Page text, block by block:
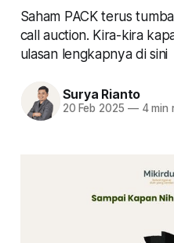
Saham PACK terus
call auction. Kira-kira
ulasan lengkapnya di sini
Surya Rianto
20 Feb 2025 —4 min